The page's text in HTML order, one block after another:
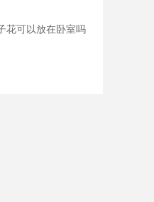
花可以放在卧室吗